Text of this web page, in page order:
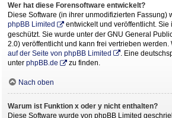
Wer hat diese Forensoftware entwickelt?
Diese Software (in ihrer unmodifizierten Fassung)
phpBB Limited
entwickelt und veröffentlicht. Sie
geschützt. Sie wurde unter der GNU General
2.0) veröffentlicht und kann frei vertrieben werden.
auf der Seite von phpBB Limited
. Eine
unter phpBB.de zu finden.
Nach oben
Warum ist Funktion x oder y nicht enthalten?
Diese Software wurde von phpBB Limited